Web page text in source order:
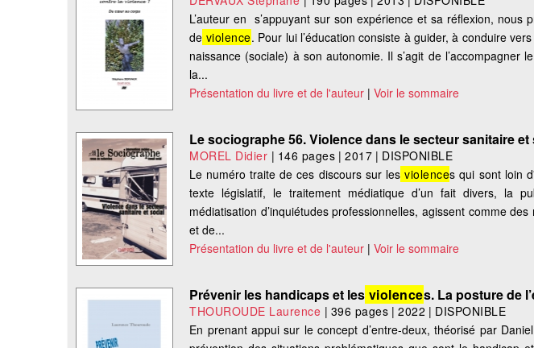
L’auteur en s’appuyant sur son expérience et sa réflexion, nous
de violence. Pour lui l’éducation consiste à guider, à conduire
naissance (sociale) à son autonomie. Il s’agit de l’accompagner
la...
Présentation du livre et de l'auteur |Voir le sommaire
Le sociographe 56. Violence dans le secteur sanitaire et
MOREL Didier | 146 pages |2017 | DISPONIBLE
Le numéro traite de ces discours sur lesviolences qui sont loin
texte législatif, le traitement médiatique d’un fait divers, la
médiatisation d’inquiétudes professionnelles, agissent comme
et de...
Présentation du livre et de l'auteur |Voir le sommaire
Prévenir les handicaps et les violences. La posture de
THOUROUDE Laurence | 396 pages |2022 | DISPONIBLE
En prenant appui sur le concept d’entre-deux, théorisé par